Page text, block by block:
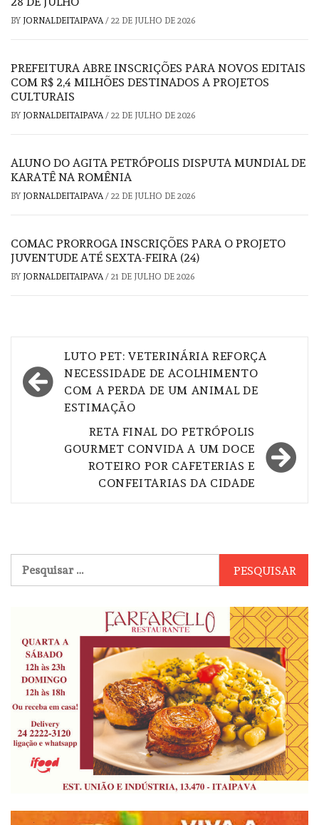
BY JORNALDEITAIPAVA/ 22 DE JULHO DE 2026
PREFEITURA ABRE INSCRIÇÕES PARA NOVOS EDITAIS
COM R$ 2,4 MILHÕES DESTINADOS A PROJETOS
CULTURAIS
BY JORNALDEITAIPAVA/ 22 DE JULHO DE 2026
ALUNO DO AGITA PETRÓPOLIS DISPUTA MUNDIAL DE
KARATÊ NA ROMÊNIA
BY JORNALDEITAIPAVA/ 22 DE JULHO DE 2026
COMAC PRORROGA INSCRIÇÕES PARA O PROJETO
JUVENTUDE ATÉ SEXTA-FEIRA (24)
BY JORNALDEITAIPAVA/ 21 DE JULHO DE 2026
Navegação
de
Post
LUTO PET: VETERINÁRIA REFORÇA
NECESSIDADE DE ACOLHIMENTO
COM A PERDA DE UM ANIMAL DE
ESTIMAÇÃO
RETA FINAL DO PETRÓPOLIS
GOURMET CONVIDA A UM DOCE
ROTEIRO POR CAFETERIAS E
CONFEITARIAS DA CIDADE